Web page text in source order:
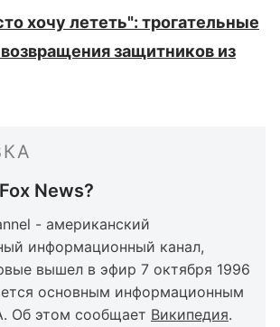
хочу лететь": трогательные
защитников из
News?
- американский
информационный канал,
вышел в эфир 7 октября 1996
основным информационным
Об этом сообщает Википедия.